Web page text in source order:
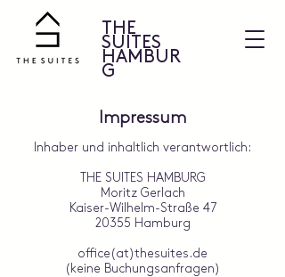
THE
SUITES
HAMBUR
G
Impressum
Inhaber und inhaltlich verantwortlich:
THE SUITES HAMBURG
Moritz Gerlach
Kaiser-Wilhelm-Straße 47
20355 Hamburg
office(at)thesuites.de
(keine Buchungsanfragen)